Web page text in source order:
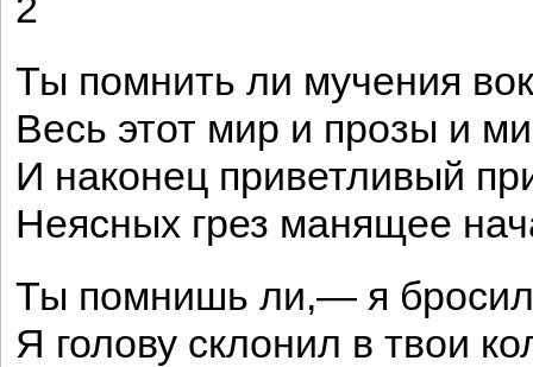
2
Ты помнить ли мучения
Весь этот мир и прозы и
И наконец приветливый
Неясных грез манящее
Ты помнишь ли,— я
Я голову склонил в твои